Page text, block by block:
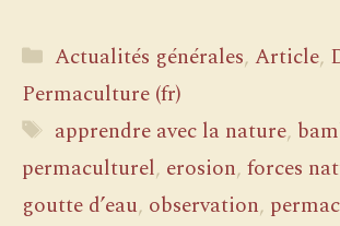
Catégories
Actualités générales,Article,
Permaculture (fr)
Étiquettes
apprendre avec la nature,
permaculturel, erosion, forces
goutte d’eau, observation,